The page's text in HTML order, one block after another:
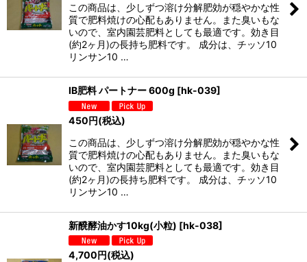
この商品は、少しずつ溶け分解肥効が穏やかな性
質で肥料焼けの心配もありません。また臭いもな
いので、室内園芸肥料としても最適です。効き目
(約2ヶ月)の長持ち肥料です。 成分は、チッソ10
リンサン10 …
IB肥料 パートナー 600g [hk-039]
450円(税込)
この商品は、少しずつ溶け分解肥効が穏やかな性
質で肥料焼けの心配もありません。また臭いもな
いので、室内園芸肥料としても最適です。効き目
(約2ヶ月)の長持ち肥料です。 成分は、チッソ10
リンサン10 …
新醗酵油かす10kg(小粒) [hk-038]
4,700円(税込)